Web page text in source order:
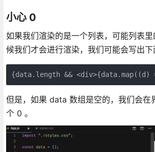
小心 0
如果我们渲染的是一个列表，可能列表
候我们才会进行渲染，我们可能会写出下
{data.length &&
但是，如果 data 数组是空的，我们会在
个 0 。